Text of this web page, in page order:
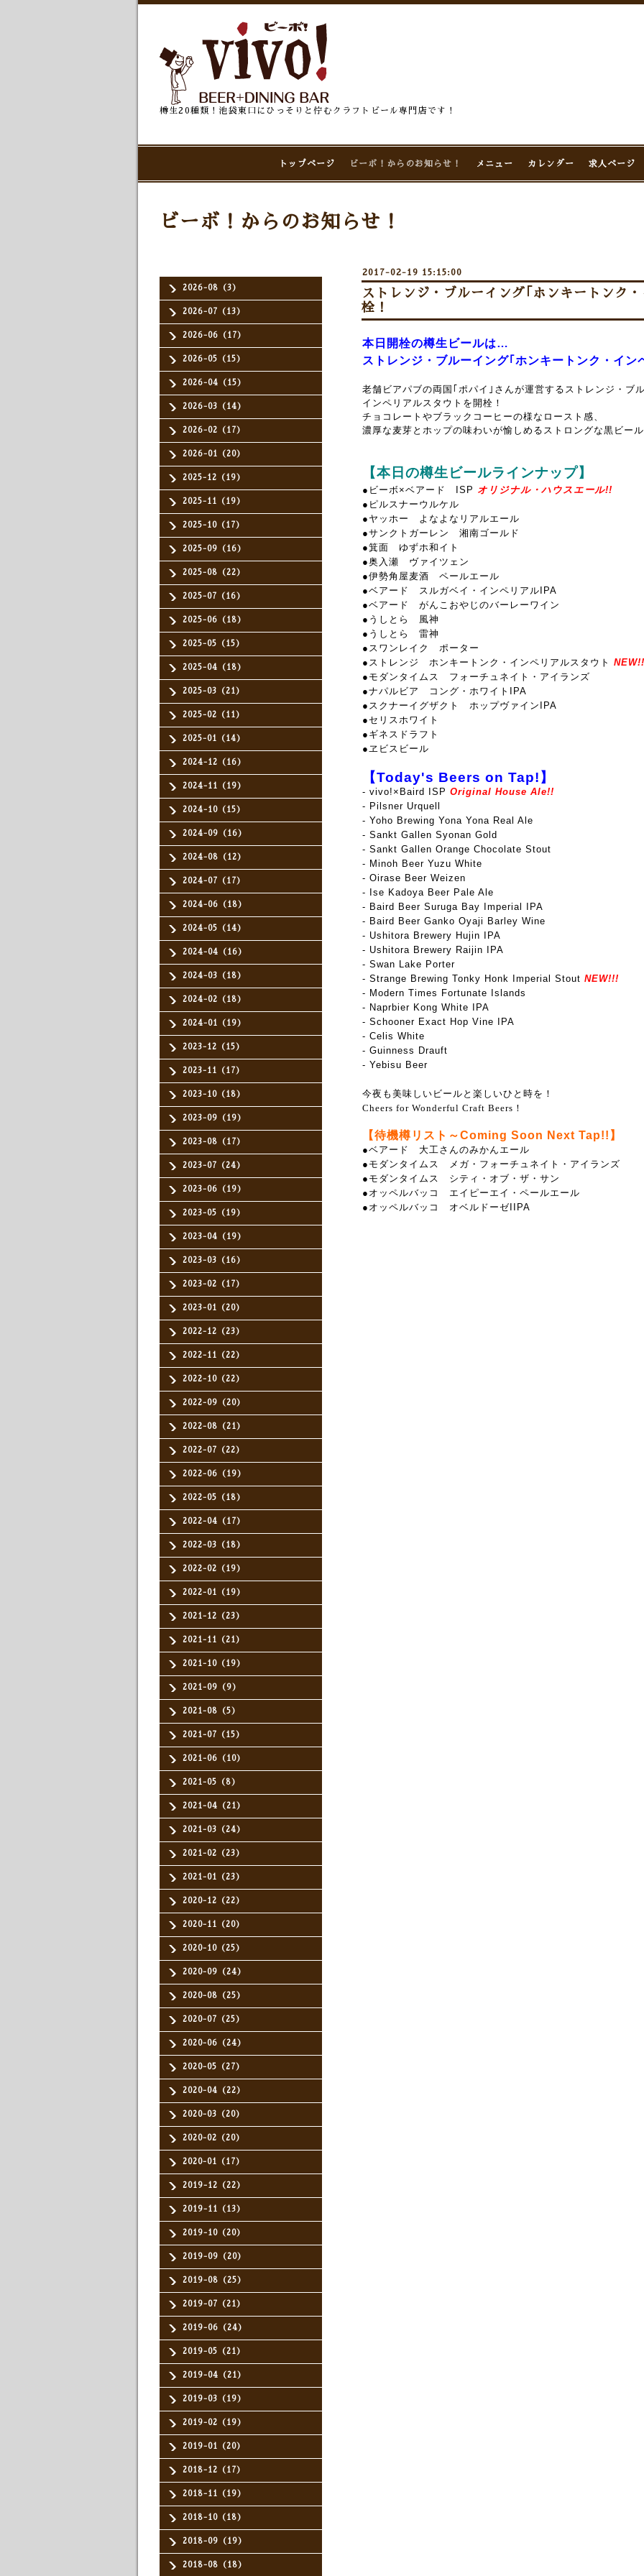
樽生20種類！池袋東口にひっそりと佇むクラフトビール専門店です！
トップページ ビーボ！からのお知らせ！ メニュー カレンダー 求人ページ
2026-08（3）
2026-07（13）
2026-06（17）
2026-05（15）
2026-04（15）
2026-03（14）
2026-02（17）
2026-01（20）
2025-12（19）
2025-11（19）
2025-10（17）
2025-09（16）
2025-08（22）
2025-07（16）
2025-06（18）
2025-05（15）
2025-04（18）
2025-03（21）
2025-02（11）
2025-01（14）
2024-12（16）
2024-11（19）
2024-10（15）
2024-09（16）
2024-08（12）
2024-07（17）
2024-06（18）
2024-05（14）
2024-04（16）
2024-03（18）
2024-02（18）
2024-01（19）
2023-12（15）
2023-11（17）
2023-10（18）
2023-09（19）
2023-08（17）
2023-07（24）
2023-06（19）
2023-05（19）
2023-04（19）
2023-03（16）
2023-02（17）
2023-01（20）
2022-12（23）
2022-11（22）
2022-10（22）
2022-09（20）
2022-08（21）
2022-07（22）
2022-06（19）
2022-05（18）
2022-04（17）
2022-03（18）
2022-02（19）
2022-01（19）
2021-12（23）
2021-11（21）
2021-10（19）
2021-09（9）
2021-08（5）
2021-07（15）
2021-06（10）
2021-05（8）
2021-04（21）
2021-03（24）
2021-02（23）
2021-01（23）
2020-12（22）
2020-11（20）
2020-10（25）
2020-09（24）
2020-08（25）
2020-07（25）
2020-06（24）
2020-05（27）
2020-04（22）
2020-03（20）
2020-02（20）
2020-01（17）
2019-12（22）
2019-11（13）
2019-10（20）
2019-09（20）
2019-08（25）
2019-07（21）
2019-06（24）
2019-05（21）
2019-04（21）
2019-03（19）
2019-02（19）
2019-01（20）
2018-12（17）
2018-11（19）
2018-10（18）
2018-09（19）
2018-08（18）
ビーボ！からのお知らせ！
2017-02-19 15:15:00
ストレンジ・ブルーイング｢ホンキートンク
栓！
本日開栓の樽生ビールは…
ストレンジ・ブルーイング｢ホンキートンク・イン
老舗ビアパブの両国｢ポパイ｣さんが運営するストレンジ・ブ
インペリアルスタウトを開栓！
チョコレートやブラックコーヒーの様なロースト感、
濃厚な麦芽とホップの味わいが愉しめるストロングな黒ビー
【本日の樽生ビールラインナップ】
●ビーボ×ベアード ISP オリジナル・ハウスエール!!
●ピルスナーウルケル
●ヤッホー よなよなリアルエール
●サンクトガーレン 湘南ゴールド
●箕面 ゆずホ和イト
●奥入瀬 ヴァイツェン
●伊勢角屋麦酒 ペールエール
●ベアード スルガベイ・インペリアルIPA
●ベアード がんこおやじのバーレーワイン
●うしとら 風神
●うしとら 雷神
●スワンレイク ポーター
●ストレンジ ホンキートンク・インペリアルスタウト
●モダンタイムス フォーチュネイト・アイランズ
●ナパルビア コング・ホワイトIPA
●スクナーイグザクト ホップヴァインIPA
●セリスホワイト
●ギネスドラフト
●ヱビスビール
【Today's Beers on Tap!】
- vivo!×Baird ISP Original House Ale!!
- Pilsner Urquell
- Yoho Brewing Yona Yona Real Ale
- Sankt Gallen Syonan Gold
- Sankt Gallen Orange Chocolate Stout
- Minoh Beer Yuzu White
- Oirase Beer Weizen
- Ise Kadoya Beer Pale Ale
- Baird Beer Suruga Bay Imperial IPA
- Baird Beer Ganko Oyaji Barley Wine
- Ushitora Brewery Hujin IPA
- Ushitora Brewery Raijin IPA
- Swan Lake Porter
- Strange Brewing Tonky Honk Imperial Stout NEW!!!
- Modern Times Fortunate Islands
- Naprbier Kong White IPA
- Schooner Exact Hop Vine IPA
- Celis White
- Guinness Drauft
- Yebisu Beer
今夜も美味しいビールと楽しいひと時を！
Cheers for Wonderful Craft Beers！
【待機樽リスト～Coming Soon Next Tap!!】
●ベアード 大工さんのみかんエール
●モダンタイムス メガ・フォーチュネイト・アイランズ
●モダンタイムス シティ・オブ・ザ・サン
●オッペルバッコ エイピーエイ・ペールエール
●オッペルバッコ オベルドーゼIIPA